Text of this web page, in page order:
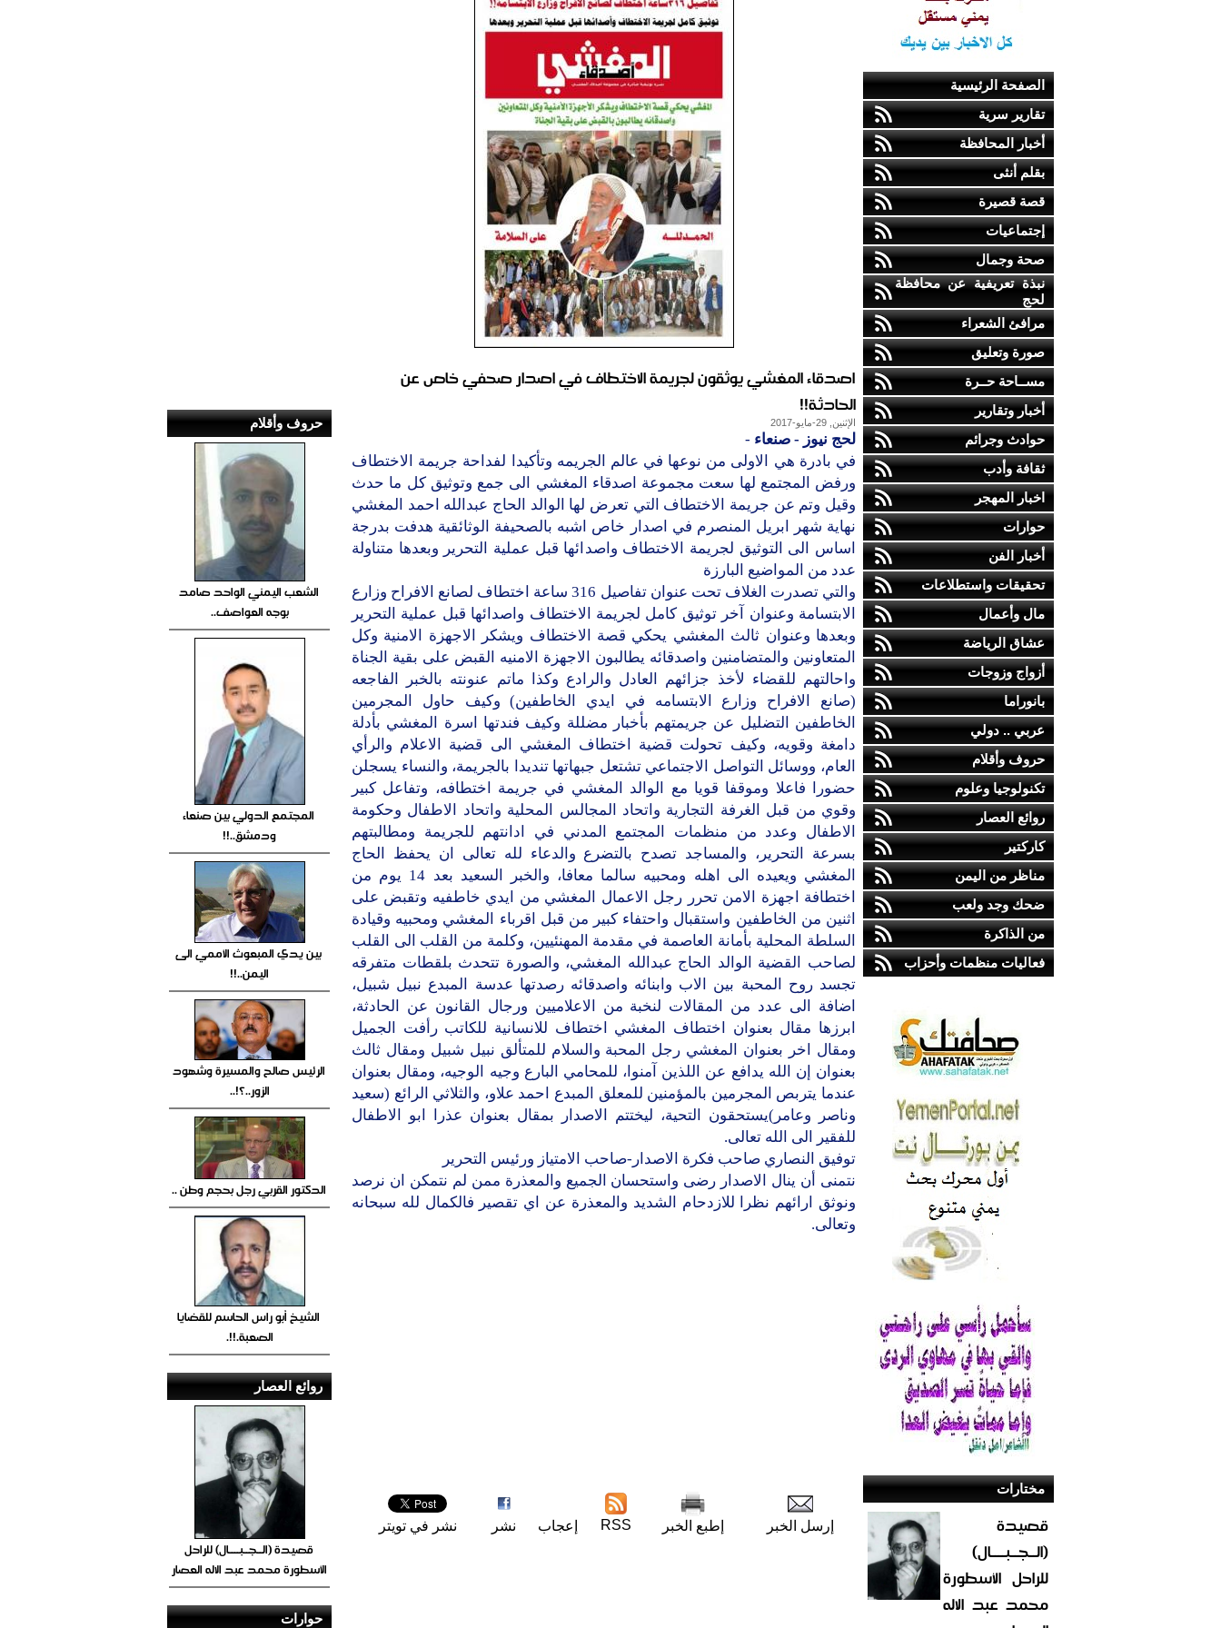
الصفحة الرئيسية
تقارير سرية
أخبار المحافظة
بقلم أنثى
قصة قصيرة
إجتماعيات
صحة وجمال
نبذة تعريفية عن محافظة
لحج
مرافئ الشعراء
صورة وتعليق
مســاحة حــرة
أخبار وتقارير
حوادث وجرائم
ثقافة وأدب
اخبار المهجر
حوارات
أخبار الفن
تحقيقات واستطلاعات
مال وأعمال
عشاق الرياضة
أزواج وزوجات
بانوراما
عربي .. دولي
حروف وأقلام
تكنولوجيا وعلوم
روائع العصار
كاركتير
مناظر من اليمن
ضحك وجد ولعب
من الذاكرة
فعاليات منظمات وأحزاب
مختارات
قصيدة
(الــجــبــــال)
للراحل الأسطورة
محمد عبد الاله
اصدقاء المغشي يوثقون لجريمة الاختطاف في اصدار صحفي خاص عن
الحادثة!!
الإثنين, 29-مايو-2017
لحج نيوز - صنعاء -
في بادرة هي الاولى من نوعها في عالم الجريمه وتأكيدا لفداحة جريمة الاختطاف
ورفض المجتمع لها سعت مجموعة اصدقاء المغشي الى جمع وتوثيق كل ما حدث
وقيل وتم عن جريمة الاختطاف التي تعرض لها الوالد الحاج عبدالله احمد المغشي
نهاية شهر ابريل المنصرم في اصدار خاص اشبه بالصحيفة الوثائقية هدفت بدرجة
اساس الى التوثيق لجريمة الاختطاف واصدائها قبل عملية التحرير وبعدها متناولة
عدد من المواضيع البارزة
والتي تصدرت الغلاف تحت عنوان تفاصيل 316 ساعة اختطاف لصانع الافراح وزارع
الابتسامة وعنوان آخر توثيق كامل لجريمة الاختطاف واصدائها قبل عملية التحرير
وبعدها وعنوان ثالث المغشي يحكي قصة الاختطاف ويشكر الاجهزة الامنية وكل
المتعاونين والمتضامنين واصدقائه يطالبون الاجهزة الامنيه القبض على بقية الجناة
واحالتهم للقضاء لأخذ جزائهم العادل والرادع وكذا ماتم عنونته بالخبر الفاجعه
(صانع الافراح وزارع الابتسامه في ايدي الخاطفين) وكيف حاول المجرمين
الخاطفين التضليل عن جريمتهم بأخبار مضللة وكيف فندتها اسرة المغشي بأدلة
دامغة وقويه، وكيف تحولت قضية اختطاف المغشي الى قضية الاعلام والرأي
العام، ووسائل التواصل الاجتماعي تشتعل جبهاتها تنديدا بالجريمة، والنساء يسجلن
حضورا فاعلا وموقفا قويا مع الوالد المغشي في جريمة اختطافه، وتفاعل كبير
وقوي من قبل الغرفة التجارية واتحاد المجالس المحلية واتحاد الاطفال وحكومة
الاطفال وعدد من منظمات المجتمع المدني في ادانتهم للجريمة ومطالبتهم
بسرعة التحرير، والمساجد تصدح بالتضرع والدعاء لله تعالى ان يحفظ الحاج
المغشي ويعيده الى اهله ومحبيه سالما معافا، والخبر السعيد بعد 14 يوم من
اختطافة اجهزة الامن تحرر رجل الاعمال المغشي من ايدي خاطفيه وتقبض على
اثنين من الخاطفين واستقبال واحتفاء كبير من قبل اقرباء المغشي ومحبيه وقيادة
السلطة المحلية بأمانة العاصمة في مقدمة المهنئيين، وكلمة من القلب الى القلب
لصاحب القضية الوالد الحاج عبدالله المغشي، والصورة تتحدث بلقطات متفرقه
تجسد روح المحبة بين الاب وابنائه واصدقائه رصدتها عدسة المبدع نبيل شبيل،
اضافة الى عدد من المقالات لنخبة من الاعلاميين ورجال القانون عن الحادثة،
ابرزها مقال بعنوان اختطاف المغشي اختطاف للانسانية للكاتب رأفت الجميل
ومقال اخر بعنوان المغشي رجل المحبة والسلام للمتألق نبيل شبيل ومقال ثالث
بعنوان إن الله يدافع عن اللذين آمنوا، للمحامي البارع وجيه الوجيه، ومقال بعنوان
عندما يتربص المجرمين بالمؤمنين للمعلق المبدع احمد علاو، والثلاثي الرائع (سعيد
وناصر وعامر)يستحقون التحية، ليختتم الاصدار بمقال بعنوان عذرا ابو الاطفال
للفقير الى الله تعالى.
توفيق النصاري صاحب فكرة الاصدار-صاحب الامتياز ورئيس التحرير
نتمنى أن ينال الاصدار رضى واستحسان الجميع والمعذرة ممن لم نتمكن ان نرصد
ونوثق ارائهم نظرا للازدحام الشديد والمعذرة عن اي تقصير فالكمال لله سبحانه
وتعالى.
إرسل الخبر إطبع الخبر RSS إعجاب نشر نشر في تويتر
حروف وأقلام
الشعب اليمني الواحد صامد
بوجه العواصف..
المجتمع الدولي بين صنعاء
ودمشق..!!
بين يدي المبعوث الأممي الى
اليمن..!!
الرئيس صالح والمسيرة وشهود
الزور..؟!..
الدكتور القربي رجل بحجم وطن ..
الشيخ أبو راس الحاسم للقضايا
الصعبة.!!.
روائع العصار
قصيدة (الــجــبــــال) للراحل
الأسطورة محمد عبد الاله العصار
حوارات